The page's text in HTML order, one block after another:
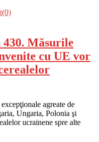
Măsurile
cu UE vor
agreate de
Ungaria, Polonia şi
ucrainene spre alte